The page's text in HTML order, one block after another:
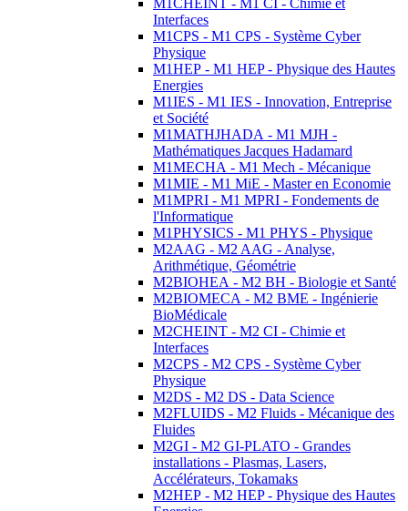
M1CHEINT - M1 CI - Chimie et
Interfaces
M1CPS - M1 CPS - Système Cyber
Physique
M1HEP - M1 HEP - Physique des Hautes
Energies
M1IES - M1 IES - Innovation, Entreprise
et Société
M1MATHJHADA - M1 MJH -
Mathématiques Jacques Hadamard
M1MECHA - M1 Mech - Mécanique
M1MIE - M1 MiE - Master en Economie
M1MPRI - M1 MPRI - Fondements de
l'Informatique
M1PHYSICS - M1 PHYS - Physique
M2AAG - M2 AAG - Analyse,
Arithmétique, Géométrie
M2BIOHEA - M2 BH - Biologie et Santé
M2BIOMECA - M2 BME - Ingénierie
BioMédicale
M2CHEINT - M2 CI - Chimie et
Interfaces
M2CPS - M2 CPS - Système Cyber
Physique
M2DS - M2 DS - Data Science
M2FLUIDS - M2 Fluids - Mécanique des
Fluides
M2GI - M2 GI-PLATO - Grandes
installations - Plasmas, Lasers,
Accélérateurs, Tokamaks
M2HEP - M2 HEP - Physique des Hautes